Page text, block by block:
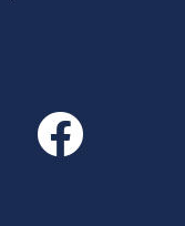
Facebook link